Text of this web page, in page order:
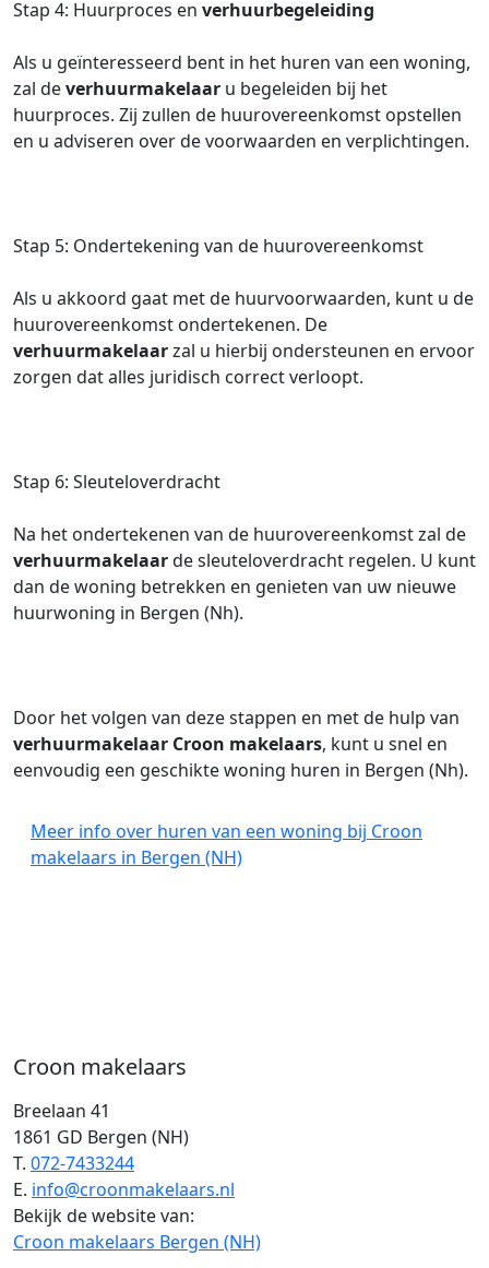
Croon makelaars
Breelaan 41
1861 GD Bergen (NH)
T. 072-7433244
E. info@croonmakelaars.nl
Bekijk de website van:
Croon makelaars Bergen (NH)
Stap 4: Huurproces en verhuurbegeleiding
Als u geïnteresseerd bent in het huren van een woning,
zal deverhuurmakelaar u begeleiden bij het
huurproces. Zij zullen de huurovereenkomst opstellen
en u adviseren over de voorwaarden en verplichtingen.
Stap 5: Ondertekening van de huurovereenkomst
Als u akkoord gaat met de huurvoorwaarden, kunt u de
huurovereenkomst ondertekenen. De
verhuurmakelaarzal u hierbij ondersteunen en ervoor
zorgen dat alles juridisch correct verloopt.
Stap 6: Sleuteloverdracht
Na het ondertekenen van de huurovereenkomst zal de
verhuurmakelaarde sleuteloverdracht regelen. U kunt
dan de woning betrekken en genieten van uw nieuwe
huurwoning in Bergen (Nh).
Door het volgen van deze stappen en met de hulp van
verhuurmakelaar Croon makelaars, kunt u snel en
eenvoudig een geschikte woning huren in Bergen (Nh).
Meer info over huren van een woning bij Croon
makelaars in Bergen (NH)